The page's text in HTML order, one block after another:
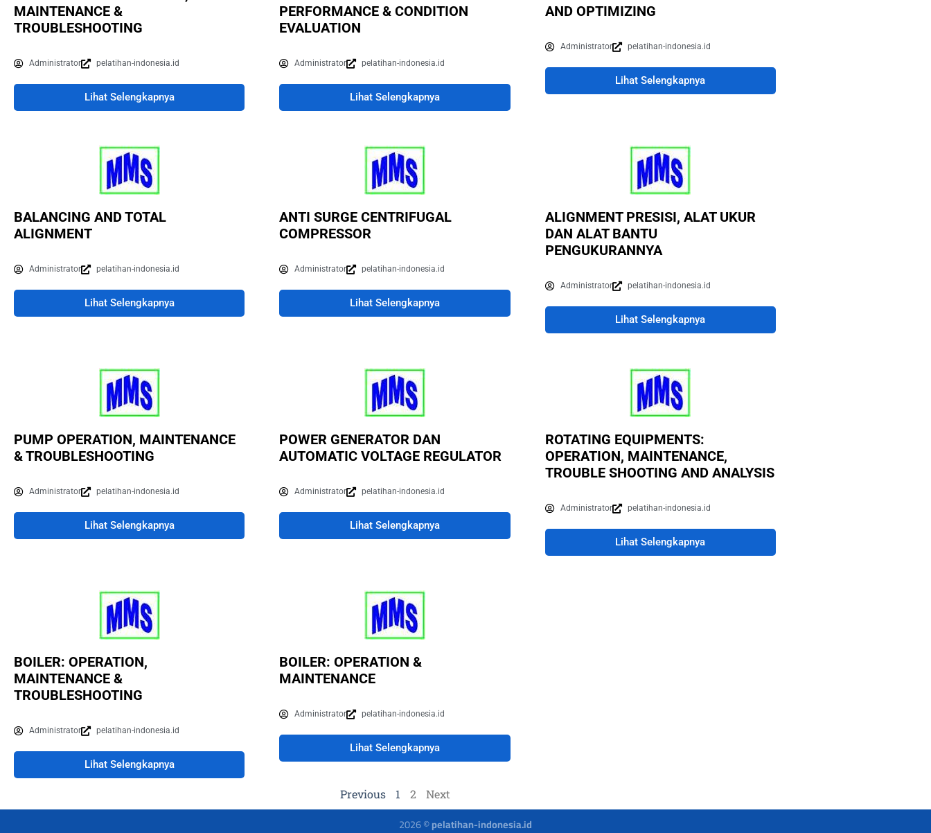
MAINTENANCE &
TROUBLESHOOTING
Administrator pelatihan-indonesia.id
Lihat Selengkapnya
PERFORMANCE & CONDITION
EVALUATION
Administrator pelatihan-indonesia.id
Lihat Selengkapnya
AND OPTIMIZING
Administrator pelatihan-indonesia.id
Lihat Selengkapnya
BALANCING AND TOTAL
ALIGNMENT
Administrator pelatihan-indonesia.id
Lihat Selengkapnya
ANTI SURGE CENTRIFUGAL
COMPRESSOR
Administrator pelatihan-indonesia.id
Lihat Selengkapnya
ALIGNMENT PRESISI, ALAT UKUR
DAN ALAT BANTU
PENGUKURANNYA
Administrator pelatihan-indonesia.id
Lihat Selengkapnya
PUMP OPERATION, MAINTENANCE
& TROUBLESHOOTING
Administrator pelatihan-indonesia.id
Lihat Selengkapnya
POWER GENERATOR DAN
AUTOMATIC VOLTAGE REGULATOR
Administrator pelatihan-indonesia.id
Lihat Selengkapnya
ROTATING EQUIPMENTS:
OPERATION, MAINTENANCE,
TROUBLE SHOOTING AND ANALYSIS
Administrator pelatihan-indonesia.id
Lihat Selengkapnya
BOILER: OPERATION,
MAINTENANCE &
TROUBLESHOOTING
Administrator pelatihan-indonesia.id
Lihat Selengkapnya
BOILER: OPERATION &
MAINTENANCE
Administrator pelatihan-indonesia.id
Lihat Selengkapnya
Previous 1 2 Next
2026 ©pelatihan-indonesia.id